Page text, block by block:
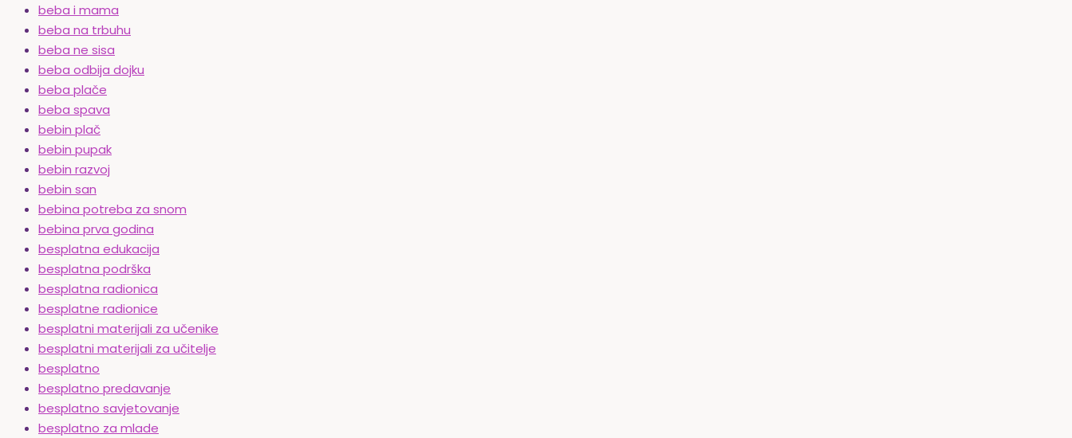
beba i mama
beba na trbuhu
beba ne sisa
beba odbija dojku
beba plače
beba spava
bebin plač
bebin pupak
bebin razvoj
bebin san
bebina potreba za snom
bebina prva godina
besplatna edukacija
besplatna podrška
besplatna radionica
besplatne radionice
besplatni materijali za učenike
besplatni materijali za učitelje
besplatno
besplatno predavanje
besplatno savjetovanje
besplatno za mlade